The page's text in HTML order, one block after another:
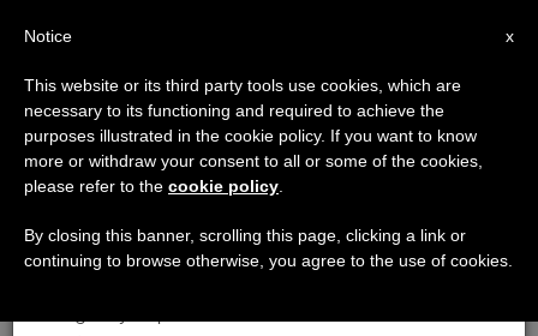
ETIQUETA
Posts Tagged
‘Jornada Mundial De
La Juventud Madrid
×
Aviso importante
Del 27 de julio al 7 de agosto haremos la pausa
anual, aprovechando que en el periodo de verano
se generan menos informaciones y también el
x
Notice
This website or its third party tools use cookies, which are
necessary to its functioning and required to achieve the
purposes illustrated in the cookie policy. If you want to know
more or withdraw your consent to all or some of the cookies,
please refer to the cookie policy
By closing this banner, scrolling this page, clicking a link or
continuing to browse otherwise, you agree to the use of cookies.